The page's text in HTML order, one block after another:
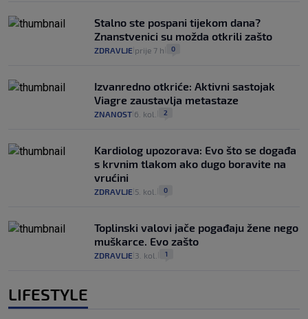
Stalno ste pospani tijekom dana?
Znanstvenici su možda otkrili zašto
ZDRAVLJE prije 7 h 0
Izvanredno otkriće: Aktivni sastojak
Viagre zaustavlja metastaze
ZNANOST 6. kol. 2
Kardiolog upozorava: Evo što se događa
s krvnim tlakom ako dugo boravite na
vrućini
ZDRAVLJE 5. kol. 0
Toplinski valovi jače pogađaju žene nego
muškarce. Evo zašto
ZDRAVLJE 3. kol. 1
LIFESTYLE